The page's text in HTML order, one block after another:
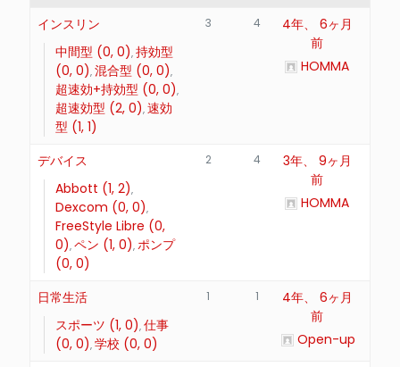
インスリン
中間型 (0, 0) 持効型
(0, 0) 混合型 (0, 0)
超速効+持効型 (0, 0)
超速効型 (2, 0) 速効
型 (1, 1)
3 4
4年、 6ヶ月
前
HOMMA
デバイス
Abbott (1, 2)
Dexcom (0, 0)
FreeStyle Libre (0,
0) ペン (1, 0) ポンプ
(0, 0)
2 4
3年、 9ヶ月
前
HOMMA
日常生活
スポーツ (1, 0) 仕事
(0, 0) 学校 (0, 0)
1 1
4年、 6ヶ月
前
Open-up